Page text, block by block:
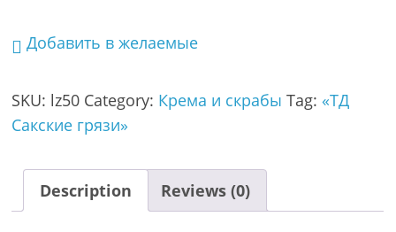
Добавить в желаемые
SKU: lz50 Category: Крема и скрабы Tag:«ТД
Сакские грязи»
Description Reviews (0)